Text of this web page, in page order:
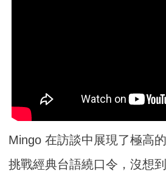
Mingo 在訪談中展現了極高
挑戰經典台語繞口令，沒想